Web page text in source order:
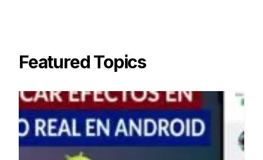
Featured Topics